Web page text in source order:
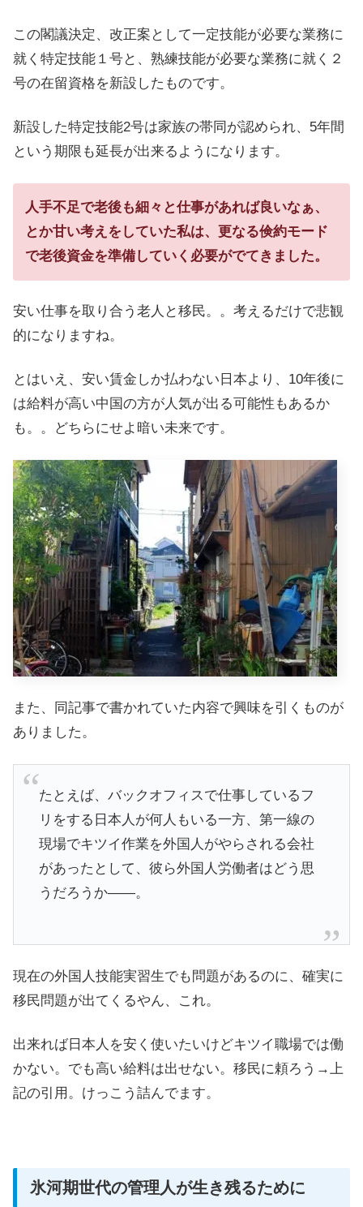
この閣議決定、改正案として一定技能が必要な業務に
就く特定技能１号と、熟練技能が必要な業務に就く２
号の在留資格を新設したものです。
新設した特定技能2号は家族の帯同が認められ、5年間
という期限も延長が出来るようになります。
人手不足で老後も細々と仕事があれば良いなぁ、
とか甘い考えをしていた私は、更なる倹約モード
で老後資金を準備していく必要がでてきました。
安い仕事を取り合う老人と移民。。考えるだけで悲観
的になりますね。
とはいえ、安い賃金しか払わない日本より、10年後に
は給料が高い中国の方が人気が出る可能性もあるか
も。。どちらにせよ暗い未来です。
また、同記事で書かれていた内容で興味を引くものが
ありました。
たとえば、バックオフィスで仕事しているフ
リをする日本人が何人もいる一方、第一線の
現場でキツイ作業を外国人がやらされる会社
があったとして、彼ら外国人労働者はどう思
うだろうか――。
現在の外国人技能実習生でも問題があるのに、確実に
移民問題が出てくるやん、これ。
出来れば日本人を安く使いたいけどキツイ職場では働
かない。でも高い給料は出せない。移民に頼ろう→上
記の引用。けっこう詰んでます。
氷河期世代の管理人が生き残るために